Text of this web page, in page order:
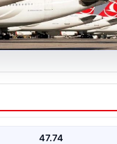
ayında 9,5
47.74